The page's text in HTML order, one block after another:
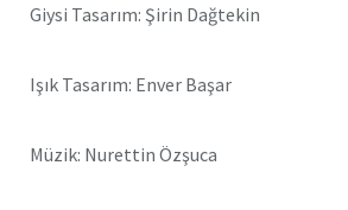
Giysi Tasarım: Şirin Dağtekin
Işık Tasarım: Enver Başar
Müzik: Nurettin Özşuca